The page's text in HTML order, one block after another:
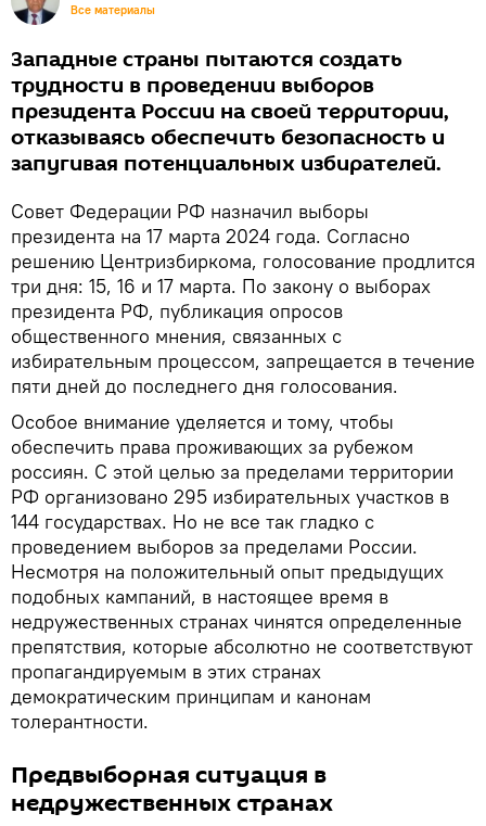
Все материалы
Западные страны пытаются создать
трудности в проведении выборов
президента России на своей территории,
отказываясь обеспечить безопасность и
запугивая потенциальных избирателей.
Совет Федерации РФ назначил выборы
президента на 17 марта 2024 года. Согласно
решению Центризбиркома, голосование продлится
три дня: 15, 16 и 17 марта. По закону о выборах
президента РФ, публикация опросов
общественного мнения, связанных с
избирательным процессом, запрещается в течение
пяти дней до последнего дня голосования.
Особое внимание уделяется и тому, чтобы
обеспечить права проживающих за рубежом
россиян. С этой целью за пределами территории
РФ организовано 295 избирательных участков в
144 государствах. Но не все так гладко с
проведением выборов за пределами России.
Несмотря на положительный опыт предыдущих
подобных кампаний, в настоящее время в
недружественных странах чинятся определенные
препятствия, которые абсолютно не соответствуют
пропагандируемым в этих странах
демократическим принципам и канонам
толерантности.
Предвыборная ситуация в
недружественных странах